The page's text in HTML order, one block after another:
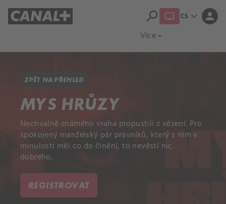
Více expand_more
search CS expand_more person
ZPĚT NA PŘEHLED
MYS HRŮZY
Nechvalně známého vraha propustili z vězení. Pro
spokojený manželský pár právníků, který s ním v
minulosti měl co do činění, to nevěstí nic
dobrého.
REGISTROVAT